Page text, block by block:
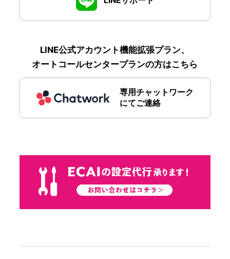
LINE公式アカウント機能拡張プラン、
オートコールセンタープランの方はこちら
専用チャットワーク
にてご連絡